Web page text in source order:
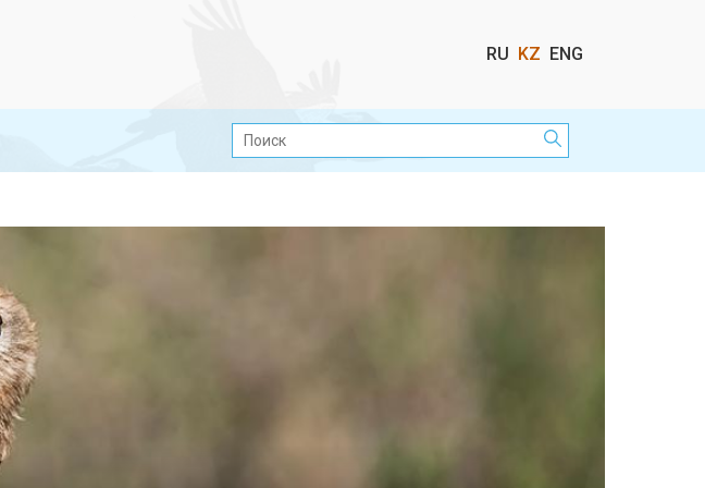
Выбор
RU KZ ENG
Поиск: